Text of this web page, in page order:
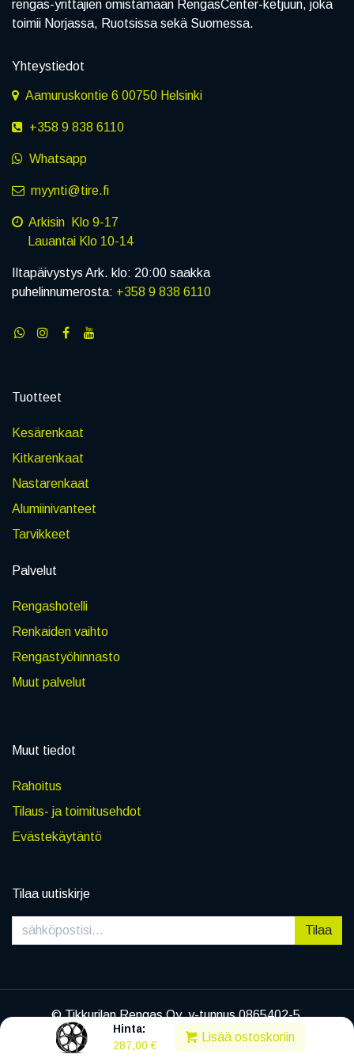
Hinta:
287,00 €
Lisää ostoskoriin
rengas-yrittäjien omistamaan RengasCenter-ketjuun, joka
toimii Norjassa, Ruotsissa sekä Suomessa.
Yhteystiedot
Aamuruskontie 6 00750 Helsinki
+358 9 838 6110
Whatsapp
myynti@tire.fi
Arkisin Klo 9-17
Lauantai Klo 10-14
Iltapäivystys Ark. klo: 20:00 saakka
puhelinnumerosta: +358 9 838 6110
Tuotteet
Kesärenkaat
Kitkarenkaat
Nastarenkaat
Alumiinivanteet
Tarvikkeet
Palvelut
Rengashotelli
Renkaiden vaihto
Rengastyöhinnasto
Muut palvelut
Muut tiedot
Rahoitus
Tilaus- ja toimitusehdot
Evästekäytäntö
Tilaa uutiskirje
Tilaa
© Tikkurilan Rengas Oy, y-tunnus 0865402-5
|Tietosuojaseloste